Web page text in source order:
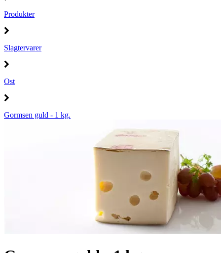
Produkter
Slagtervarer
Ost
Gormsen guld - 1 kg.